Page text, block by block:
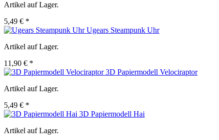
Artikel auf Lager.
5,49 € *
Ugears Steampunk Uhr
Artikel auf Lager.
11,90 € *
3D Papiermodell Velociraptor
Artikel auf Lager.
5,49 € *
3D Papiermodell Hai
Artikel auf Lager.